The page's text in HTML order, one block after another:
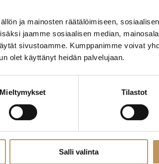
ja mainosten räätälöimiseen,
jaamme sosiaalisen median,
sivustoamme. Kumppanimme voivat
olet käyttänyt heidän palvelujaan.
Mieltymykset Tilastot
Salli valinta
Anttinen